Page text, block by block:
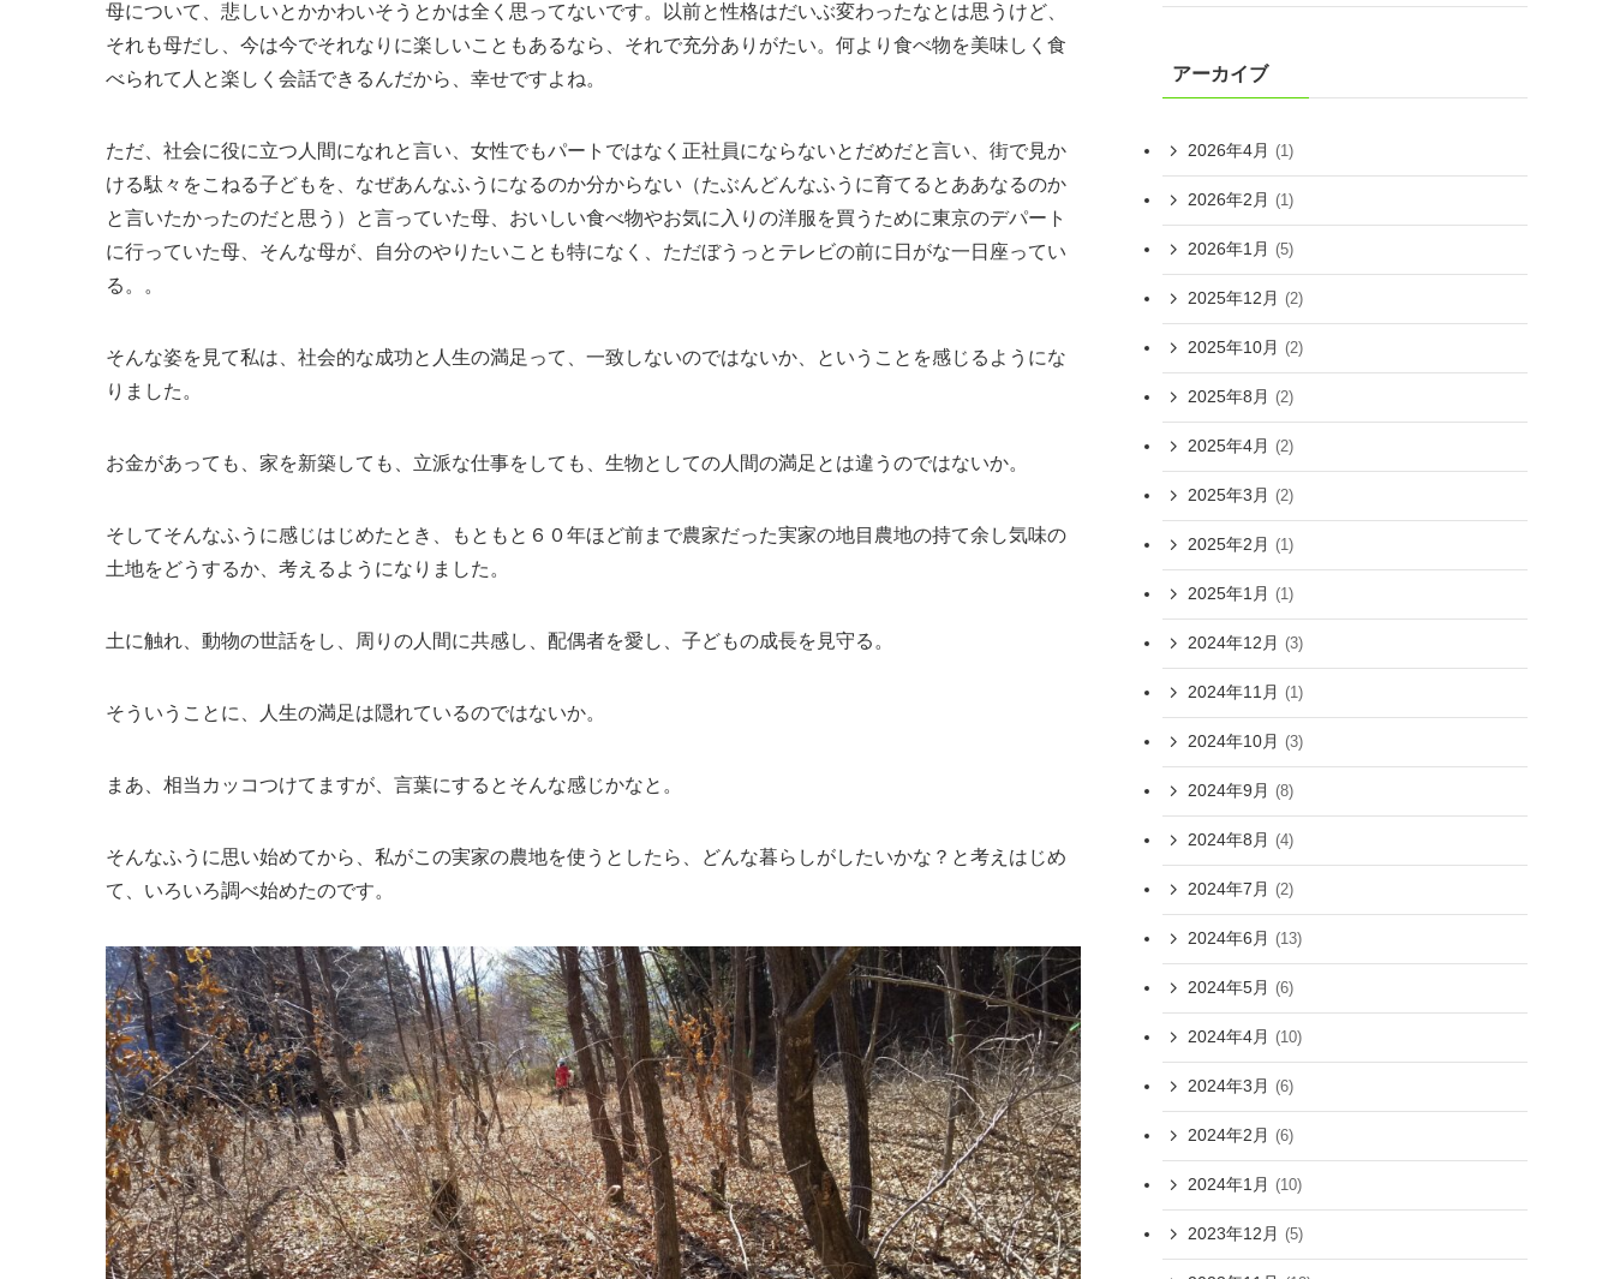
母について、悲しいとかかわいそうとかは全く思ってないです。以前と性格はだいぶ変わったなとは思うけど、
それも母だし、今は今でそれなりに楽しいこともあるなら、それで充分ありがたい。何より食べ物を美味しく食
べられて人と楽しく会話できるんだから、幸せですよね。
ただ、社会に役に立つ人間になれと言い、女性でもパートではなく正社員にならないとだめだと言い、街で見か
ける駄々をこねる子どもを、なぜあんなふうになるのか分からない（たぶんどんなふうに育てるとああなるのか
と言いたかったのだと思う）と言っていた母、おいしい食べ物やお気に入りの洋服を買うために東京のデパート
に行っていた母、そんな母が、自分のやりたいことも特になく、ただぼうっとテレビの前に日がな一日座ってい
る。。
そんな姿を見て私は、社会的な成功と人生の満足って、一致しないのではないか、ということを感じるようにな
りました。
お金があっても、家を新築しても、立派な仕事をしても、生物としての人間の満足とは違うのではないか。
そしてそんなふうに感じはじめたとき、もともと６０年ほど前まで農家だった実家の地目農地の持て余し気味の
土地をどうするか、考えるようになりました。
土に触れ、動物の世話をし、周りの人間に共感し、配偶者を愛し、子どもの成長を見守る。
そういうことに、人生の満足は隠れているのではないか。
まあ、相当カッコつけてますが、言葉にするとそんな感じかなと。
そんなふうに思い始めてから、私がこの実家の農地を使うとしたら、どんな暮らしがしたいかな？と考えはじめ
て、いろいろ調べ始めたのです。
アーカイブ
2026年4月 (1)
2026年2月 (1)
2026年1月 (5)
2025年12月 (2)
2025年10月 (2)
2025年8月 (2)
2025年4月 (2)
2025年3月 (2)
2025年2月 (1)
2025年1月 (1)
2024年12月 (3)
2024年11月 (1)
2024年10月 (3)
2024年9月 (8)
2024年8月 (4)
2024年7月 (2)
2024年6月 (13)
2024年5月 (6)
2024年4月 (10)
2024年3月 (6)
2024年2月 (6)
2024年1月 (10)
2023年12月 (5)